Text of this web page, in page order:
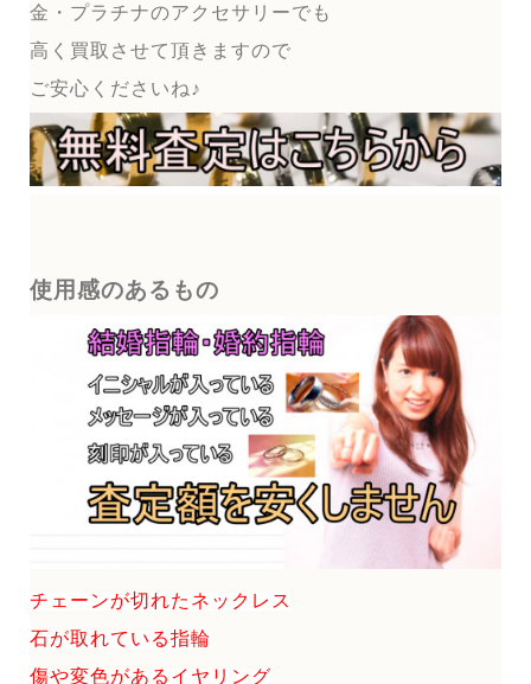
金・プラチナのアクセサリーでも
高く買取させて頂きますので
ご安心くださいね♪
使用感のあるもの
チェーンが切れたネックレス
石が取れている指輪
傷や変色があるイヤリング